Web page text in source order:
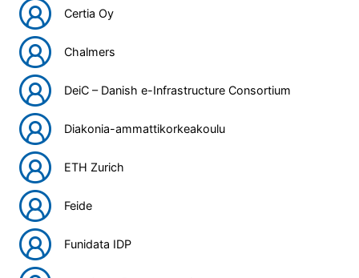
Certia Oy
Chalmers
DeiC – Danish e-Infrastructure Consortium
Diakonia-ammattikorkeakoulu
ETH Zurich
Feide
Funidata IDP